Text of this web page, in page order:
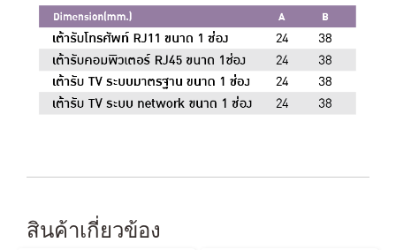
สินค้าเกี่ยวข้อง